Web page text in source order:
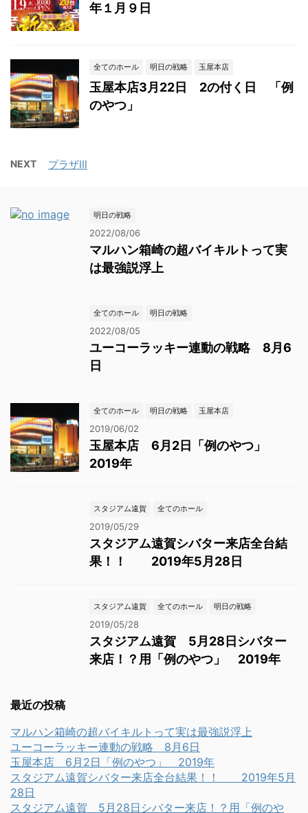
年１月９日
全てのホール 明日の戦略 玉屋本店
玉屋本店3月22日 2の付く日 「例
のやつ」
NEXT プラザⅢ
明日の戦略
2022/08/06
マルハン箱崎の超バイキルトって実
は最強説浮上
全てのホール 明日の戦略
2022/08/05
ユーコーラッキー連動の戦略 8月6
日
全てのホール 明日の戦略 玉屋本店
2019/06/02
玉屋本店 6月2日「例のやつ」
2019年
スタジアム遠賀 全てのホール
2019/05/29
スタジアム遠賀シバター来店全台結
果！！ 2019年5月28日
スタジアム遠賀 全てのホール 明日の戦略
2019/05/28
スタジアム遠賀 5月28日シバター
来店！？用「例のやつ」 2019年
最近の投稿
マルハン箱崎の超バイキルトって実は最強説浮上
ユーコーラッキー連動の戦略 8月6日
玉屋本店 6月2日「例のやつ」 2019年
スタジアム遠賀シバター来店全台結果！！ 2019年5月
28日
スタジアム遠賀 5月28日シバター来店！？用「例のや